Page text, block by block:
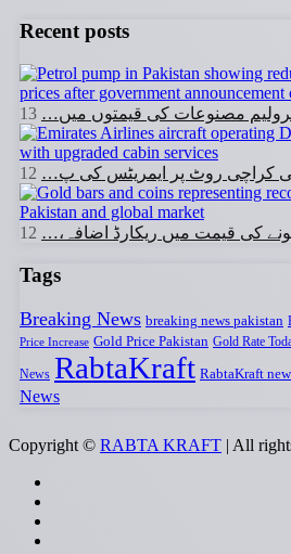
Recent posts
مصنوعات کی قیمتوں میں…
کراچی روٹ پر ایمریٹس کی پ…
کی قیمت میں ریکارڈ اضافہ،…
Tags
Breaking News breaking news pakistan
Price Increase Gold Price Pakistan Gold Rate
News RabtaKraft RabtaKraft
News
Copyright © RABTA KRAFT | All